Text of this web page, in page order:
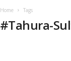
Home Tags
#Tahura-